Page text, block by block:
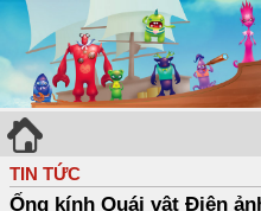
TIN TỨC
Ống kính Quái vật Điện